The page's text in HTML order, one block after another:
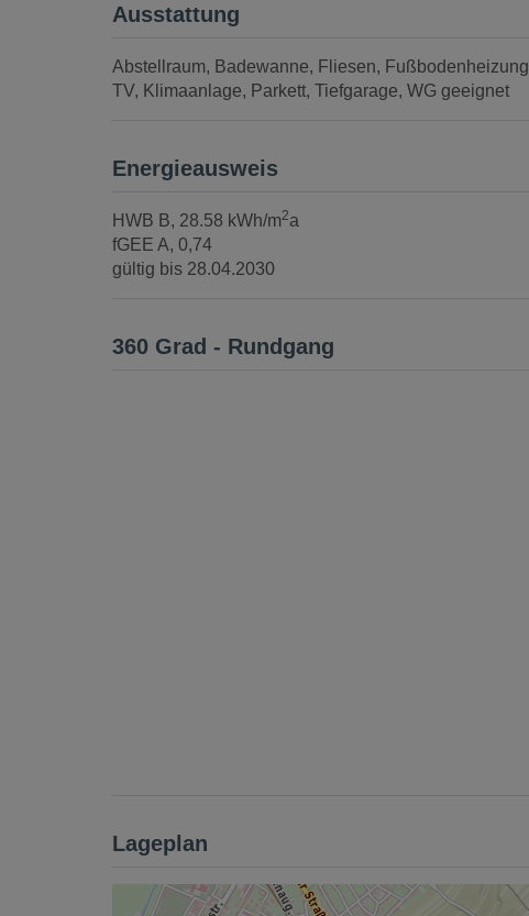
Ausstattung
Abstellraum Badewanne Fliesen Fußbodenheizung
TV
Klimaanlage Parkett Tiefgarage WG geeignet
Energieausweis
HWB B, 28.58 kWh/m2a
fGEE A, 0,74
gültig bis 28.04.2030
360 Grad - Rundgang
Lageplan